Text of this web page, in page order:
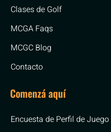
Clases de Golf
MCGA Faqs
MCGC Blog
Contacto
Comenzá aquí
Encuesta de Perfil de Juego